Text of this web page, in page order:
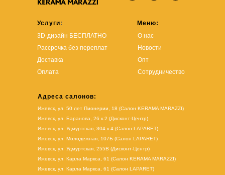
Услуги:
3D-дизайн БЕСПЛАТНО
Рассрочка без переплат
Доставка
Оплата
Меню:
О нас
Новости
Опт
Сотрудничество
Адреса салонов:
Ижевск, ул. 50 лет Пионерии, 18 (Салон KERAMA MARAZZI)
Ижевск, ул. Баранова, 26 к.2 (Дисконт-Центр)
Ижевск, ул. Удмуртская, 304 к.4 (Салон LAPARET)
Ижевск, ул. Молодежная, 107Б (Салон LAPARET)
Ижевск, ул. Удмуртская, 255В (Дисконт-Центр)
Ижевск, ул. Карла Маркса, 61 (Салон KERAMA MARAZZI)
Ижевск, ул. Карла Маркса, 61 (Салон LAPARET)